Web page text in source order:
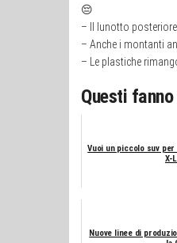
😔
– Il lunotto
– Anche i montanti
– Le plastiche
Questi
Vuoi un piccolo suv
X-
Nuove linee di